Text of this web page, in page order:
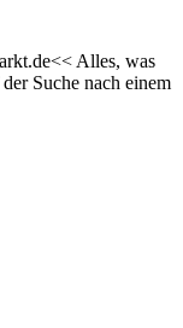
Alles, was
Suche nach einem